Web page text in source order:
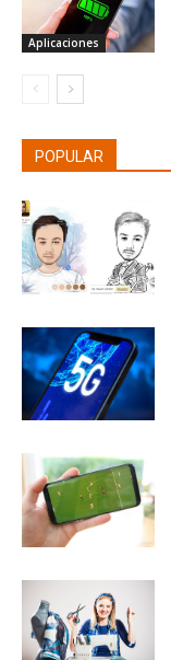
Aplicaciones
POPULAR